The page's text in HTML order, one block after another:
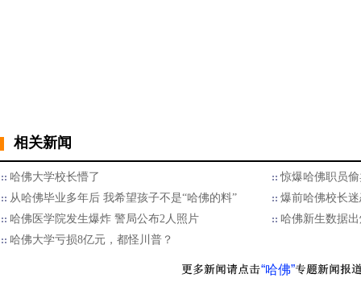
相关新闻
哈佛大学校长懵了
惊爆哈佛职员
从哈佛毕业多年后 我希望孩子不是“哈佛的料”
爆前哈佛校长
哈佛医学院发生爆炸 警局公布2人照片
哈佛新生数据
哈佛大学亏损8亿元，都怪川普？
“哈佛”